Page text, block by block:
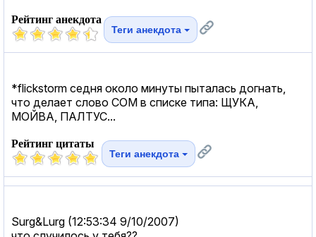
Рейтинг анекдота
Теги анекдота
*flickstorm седня около минуты пыталась догнать,
что делает слово СОМ в списке типа: ЩУКА,
МОЙВА, ПАЛТУС...
Рейтинг цитаты
Теги анекдота
Surg&Lurg (12:53:34 9/10/2007)